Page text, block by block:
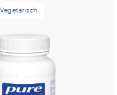
Vegetarisch